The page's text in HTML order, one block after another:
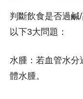
判斷飲食是否過
以下3大問題：
水腫：若血管水分
體水腫。